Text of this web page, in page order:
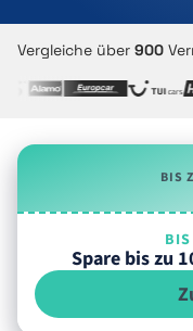
Vergleiche über 900
BIS
Spare bis zu